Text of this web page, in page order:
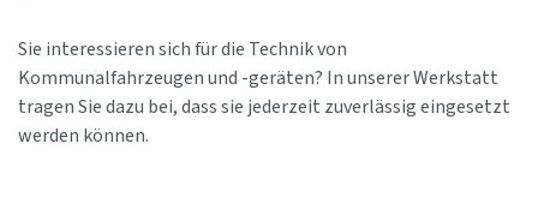
Sie interessieren sich für die Technik von
Kommunalfahrzeugen und -geräten? In unserer Werkstatt
tragen Sie dazu bei, dass sie jederzeit zuverlässig eingesetzt
werden können.